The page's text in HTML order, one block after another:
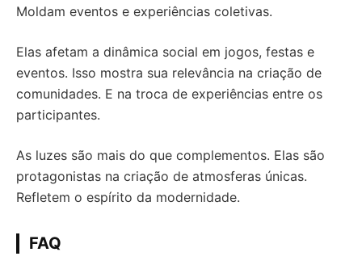
Moldam eventos e experiências coletivas.
Elas afetam a dinâmica social em jogos, festas e
eventos. Isso mostra sua relevância na criação de
comunidades. E na troca de experiências entre os
participantes.
As luzes são mais do que complementos. Elas são
protagonistas na criação de atmosferas únicas.
Refletem o espírito da modernidade.
FAQ